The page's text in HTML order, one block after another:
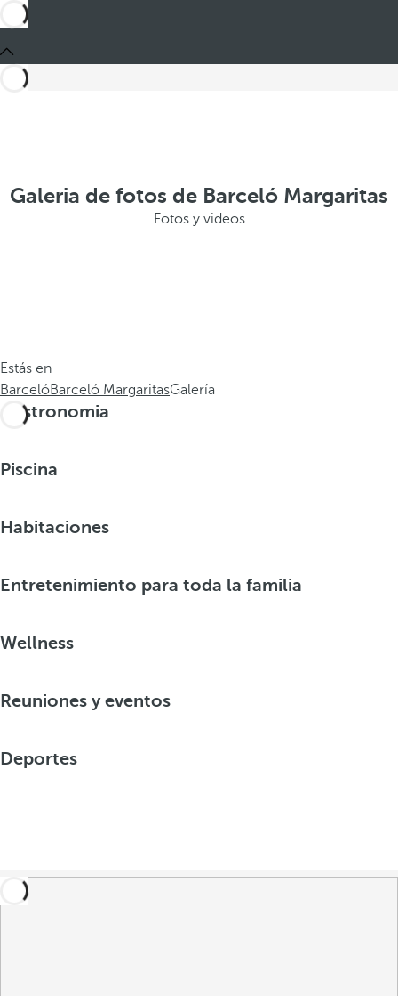
Galeria de fotos de Barceló Margaritas
Fotos y videos
Estás en
BarcelóBarceló MargaritasGalería
Gastronomia
Piscina
Habitaciones
Entretenimiento para toda la familia
Wellness
Reuniones y eventos
Deportes